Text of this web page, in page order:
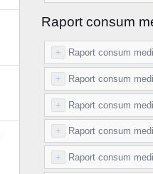
Raport consum
+ Raport consum
+ Raport consum
+ Raport consum
+ Raport consum
+ Raport consum